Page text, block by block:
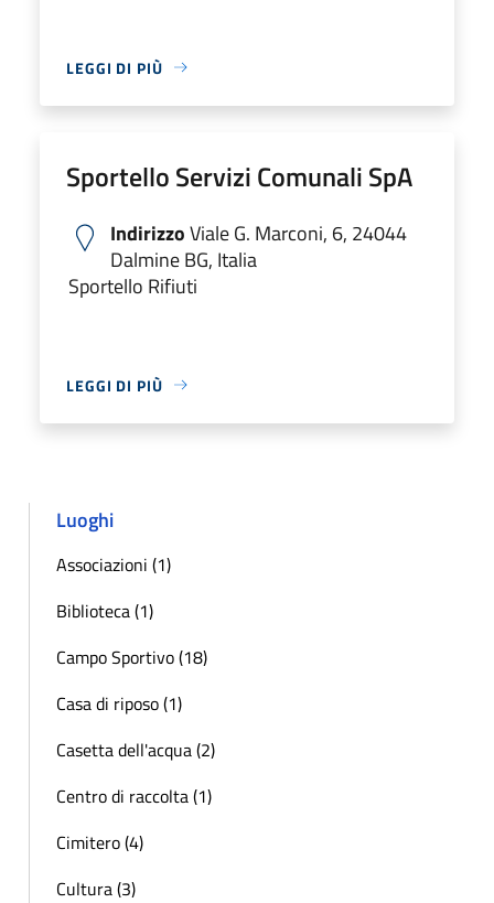
LEGGI DI PIÙ
Sportello Servizi Comunali SpA
IndirizzoViale G. Marconi, 6, 24044
Dalmine BG, Italia
Sportello Rifiuti
LEGGI DI PIÙ
Luoghi
Associazioni (1)
Biblioteca (1)
Campo Sportivo (18)
Casa di riposo (1)
Casetta dell'acqua (2)
Centro di raccolta (1)
Cimitero (4)
Cultura (3)